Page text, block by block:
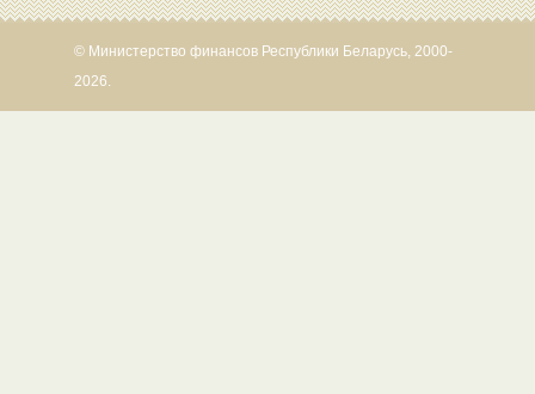
© Министерство финансов Республики Беларусь, 2000-
2026.